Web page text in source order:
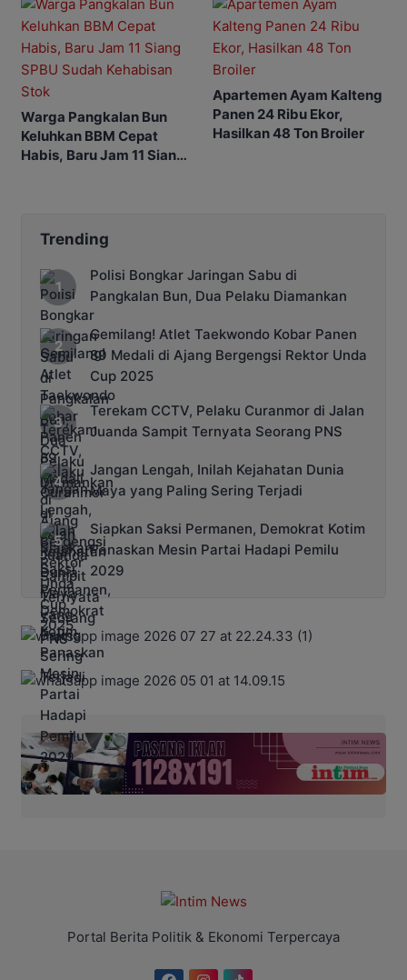
Warga Pangkalan Bun
Keluhkan BBM Cepat
Habis, Baru Jam 11 Siang
Apartemen Ayam Kalteng
Panen 24 Ribu Ekor,
Hasilkan 48 Ton Broiler
Trending
Polisi Bongkar Jaringan Sabu di
Pangkalan Bun, Dua Pelaku Diamankan
Gemilang! Atlet Taekwondo Kobar Panen
89 Medali di Ajang Bergengsi Rektor Unda
Cup 2025
Terekam CCTV, Pelaku Curanmor di Jalan
Juanda Sampit Ternyata Seorang PNS
Jangan Lengah, Inilah Kejahatan Dunia
Maya yang Paling Sering Terjadi
Siapkan Saksi Permanen, Demokrat Kotim
Panaskan Mesin Partai Hadapi Pemilu
2029
Portal Berita Politik & Ekonomi Terpercaya